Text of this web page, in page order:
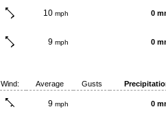
10 mph 0
9 mph 0
Wind: Average Gusts
9 mph 0